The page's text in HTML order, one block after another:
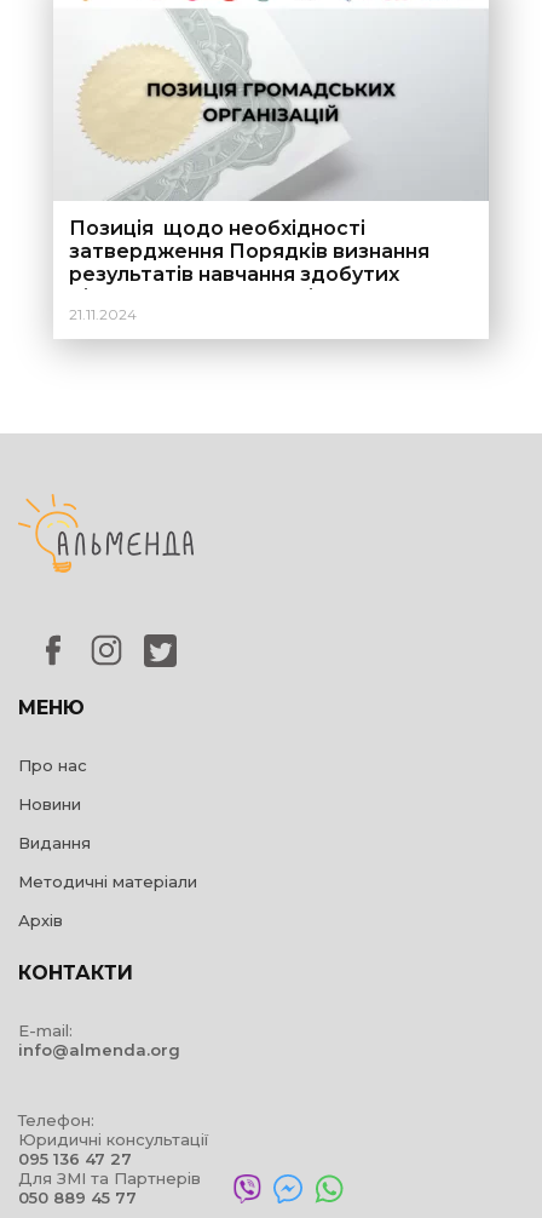
Позиція щодо необхідності
затвердження Порядків визнання
результатів навчання здобутих
дітьми та молоддю, які
перемістилися з тимчасово
окупованих територій
21.11.2024
МЕНЮ
Про нас
Новини
Видання
Методичні матеріали
Архів
КОНТАКТИ
E-mail:
info@almenda.org
Телефон:
Юридичні консультації
095 136 47 27
Для ЗМІ та Партнерів
050 889 45 77